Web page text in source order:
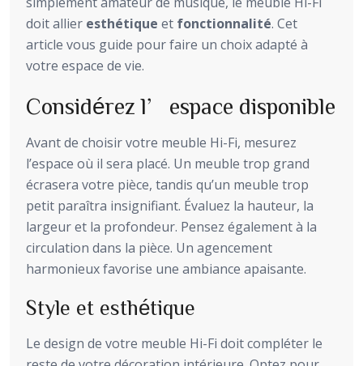
doit allier esthétique et fonctionnalité. Cet
article vous guide pour faire un choix adapté à
votre espace de vie.
Considérez l’espace disponible
Avant de choisir votre meuble Hi-Fi, mesurez
l’espace où il sera placé. Un meuble trop grand
écrasera votre pièce, tandis qu’un meuble trop
petit paraîtra insignifiant. Évaluez la hauteur, la
largeur et la profondeur. Pensez également à la
circulation dans la pièce. Un agencement
harmonieux favorise une ambiance apaisante.
Style et esthétique
Le design de votre meuble Hi-Fi doit compléter le